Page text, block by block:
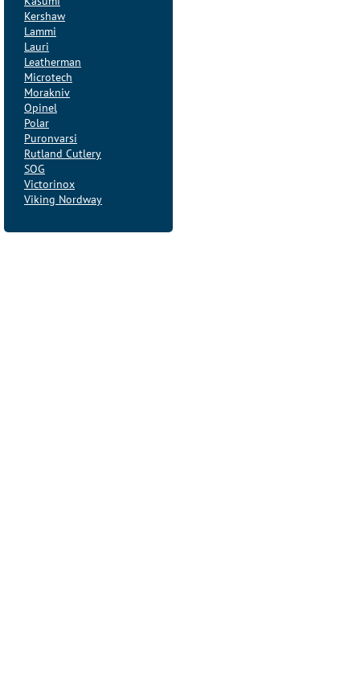
Kershaw
Lammi
Lauri
Leatherman
Microtech
Morakniv
Opinel
Polar
Puronvarsi
Rutland Cutlery
SOG
Victorinox
Viking Nordway